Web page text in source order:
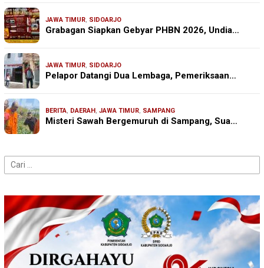
JAWA TIMUR, SIDOARJO
Grabagan Siapkan Gebyar PHBN 2026, Undia…
JAWA TIMUR, SIDOARJO
Pelapor Datangi Dua Lembaga, Pemeriksaan…
BERITA, DAERAH , JAWA TIMUR, SAMPANG
Misteri Sawah Bergemuruh di Sampang, Sua…
Cari
untuk: